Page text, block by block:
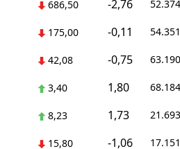
686,50 -2,76
175,00 -0,11
42,08 -0,75
3,40 1,80
8,23 1,73
15,80 -1,06